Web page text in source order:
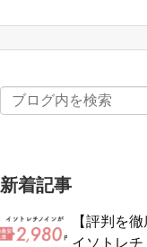
新着記事
【評判を
イソトレ